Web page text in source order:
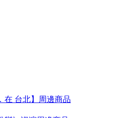
在 台北】周邊商品